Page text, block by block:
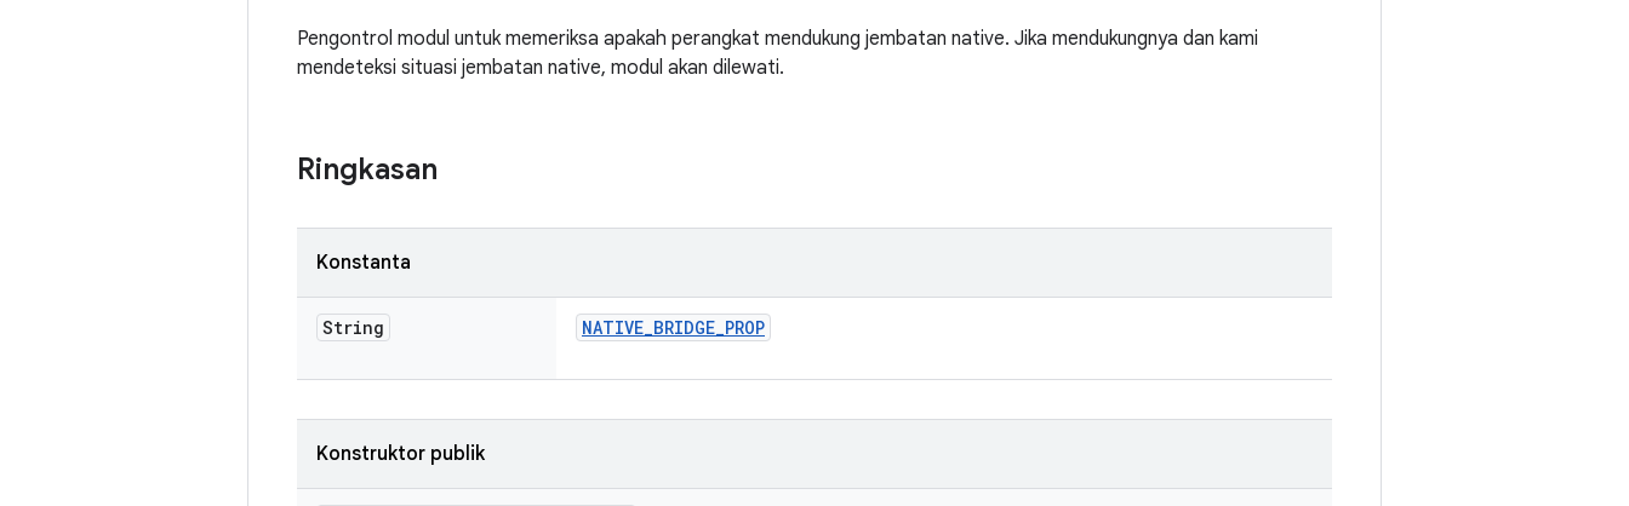
Pengontrol modul untuk memeriksa apakah perangkat mendukung jembatan native. Jika mendukungnya dan kami
mendeteksi situasi jembatan native, modul akan dilewati.
Ringkasan
Konstanta
String NATIVE_BRIDGE_PROP
Konstruktor publik